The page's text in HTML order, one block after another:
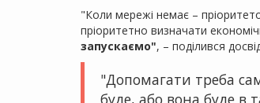
"Коли мережі немає –
пріоритетно визначати
запускаємо", – поділився
"Допомагати треба